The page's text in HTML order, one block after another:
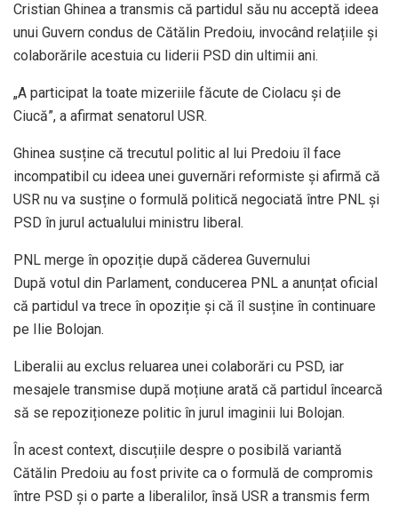
Cristian Ghinea a transmis că partidul său nu acceptă ideea
unui Guvern condus de Cătălin Predoiu, invocând relațiile și
colaborările acestuia cu liderii PSD din ultimii ani.
„A participat la toate mizeriile făcute de Ciolacu și de
Ciucă”, a afirmat senatorul USR.
Ghinea susține că trecutul politic al lui Predoiu îl face
incompatibil cu ideea unei guvernări reformiste și afirmă că
USR nu va susține o formulă politică negociată între PNL și
PSD în jurul actualului ministru liberal.
PNL merge în opoziție după căderea Guvernului
După votul din Parlament, conducerea PNL a anunțat oficial
că partidul va trece în opoziție și că îl susține în continuare
pe Ilie Bolojan.
Liberalii au exclus reluarea unei colaborări cu PSD, iar
mesajele transmise după moțiune arată că partidul încearcă
să se repoziționeze politic în jurul imaginii lui Bolojan.
În acest context, discuțiile despre o posibilă variantă
Cătălin Predoiu au fost privite ca o formulă de compromis
între PSD și o parte a liberalilor, însă USR a transmis ferm